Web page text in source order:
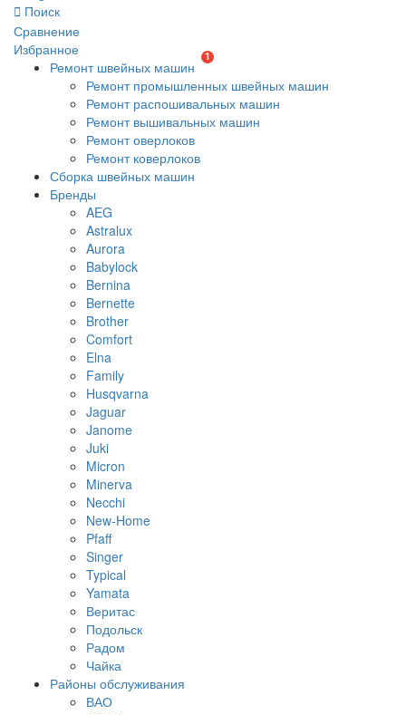
Поиск
Сравнение
Избранное
1
Ремонт швейных машин
Ремонт промышленных швейных машин
Ремонт распошивальных машин
Ремонт вышивальных машин
Ремонт оверлоков
Ремонт коверлоков
Сборка швейных машин
Бренды
AEG
Astralux
Aurora
Babylock
Bernina
Bernette
Brother
Comfort
Elna
Family
Husqvarna
Jaguar
Janome
Juki
Micron
Minerva
Necchi
New-Home
Pfaff
Singer
Typical
Yamata
Веритас
Подольск
Радом
Чайка
Районы обслуживания
ВАО